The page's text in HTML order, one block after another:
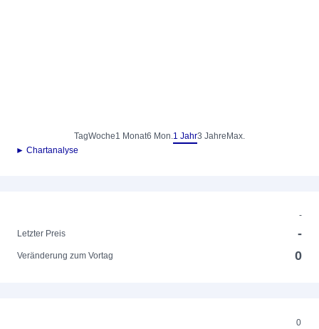
TagWoche1 Monat6 Mon.1 Jahr3 Jahre Max.
► Chartanalyse
-
Letzter Preis
-
Veränderung zum Vortag 0
0